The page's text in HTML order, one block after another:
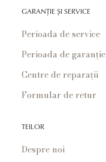
GARANȚIE ȘI SERVICE
Perioada de service
Perioada de garanție
Centre de reparații
Formular de retur
TEILOR
Despre noi